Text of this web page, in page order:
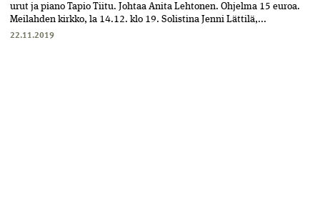
urut ja piano Tapio Tiitu. Johtaa Anita Lehtonen. Ohjelma 15 euroa.
Meilahden kirkko, la 14.12. klo 19. Solistina Jenni Lättilä,...
22.11.2019